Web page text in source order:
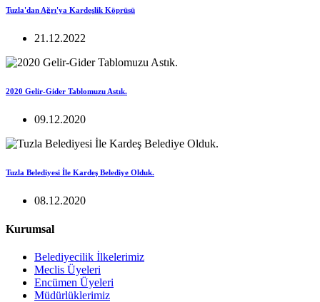
Tuzla'dan Ağrı'ya Kardeşlik Köprüsü
21.12.2022
2020 Gelir-Gider Tablomuzu Astık.
09.12.2020
Tuzla Belediyesi İle Kardeş Belediye Olduk.
08.12.2020
Kurumsal
Belediyecilik İlkelerimiz
Meclis Üyeleri
Encümen Üyeleri
Müdürlüklerimiz